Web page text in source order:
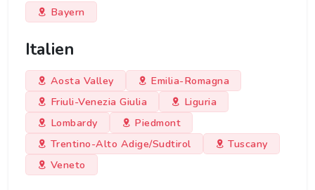
Bayern
Italien
Aosta Valley
Emilia-Romagna
Friuli-Venezia Giulia
Liguria
Lombardy
Piedmont
Trentino-Alto Adige/Sudtirol
Tuscany
Veneto